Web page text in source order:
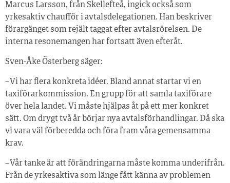
Marcus Larsson, från Skellefteå, ingick också som
yrkesaktiv chaufför i avtalsdelegationen. Han beskriver
förargänget som rejält taggat efter avtalsrörelsen. De
interna resonemangen har fortsatt även efteråt.
Sven-Åke Österberg säger:
– Vi har flera konkreta idéer. Bland annat startar vi en
taxiförarkommission. En grupp för att samla taxiförare
över hela landet. Vi måste hjälpas åt på ett mer konkret
sätt. Om drygt två år börjar nya avtalsförhandlingar. Då ska
vi vara väl förberedda och föra fram våra gemensamma
krav.
– Vår tanke är att förändringarna måste komma underifrån.
Från de yrkesaktiva som länge fått känna av problemen